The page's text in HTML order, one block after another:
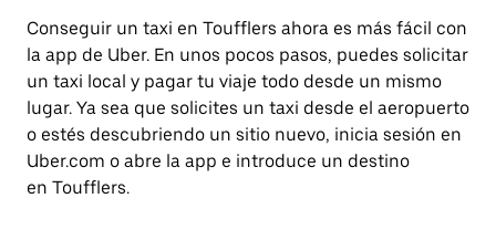
Conseguir un taxi en Toufflers ahora es más fácil con
la app de Uber. En unos pocos pasos, puedes solicitar
un taxi local y pagar tu viaje todo desde un mismo
lugar. Ya sea que solicites un taxi desde el aeropuerto
o estés descubriendo un sitio nuevo, inicia sesión en
Uber.com o abre la app e introduce un destino
en Toufflers.